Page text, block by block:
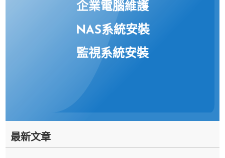
企業電腦維護
NAS系統安裝
監視系統安裝
最新文章